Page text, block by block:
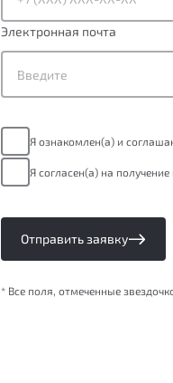
Электронная почта
Я ознакомлен(а) и
Я согласен(а) на получение
Отправить заявку
* Все поля, отмеченные